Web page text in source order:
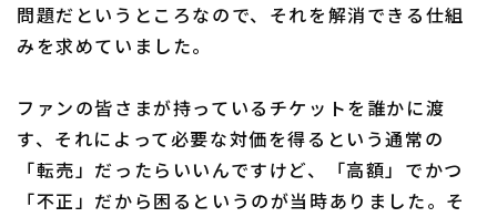
問題だというところなので、それを解消できる仕組
みを求めていました。
ファンの皆さまが持っているチケットを誰かに渡
す、それによって必要な対価を得るという通常の
「転売」だったらいいんですけど、「高額」でかつ
「不正」だから困るというのが当時ありました。そ